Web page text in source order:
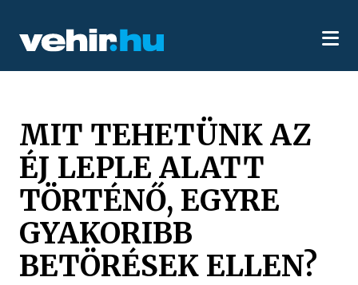
MIT TEHETÜNK AZ
ÉJ LEPLE ALATT
TÖRTÉNŐ, EGYRE
GYAKORIBB
BETÖRÉSEK ELLEN?